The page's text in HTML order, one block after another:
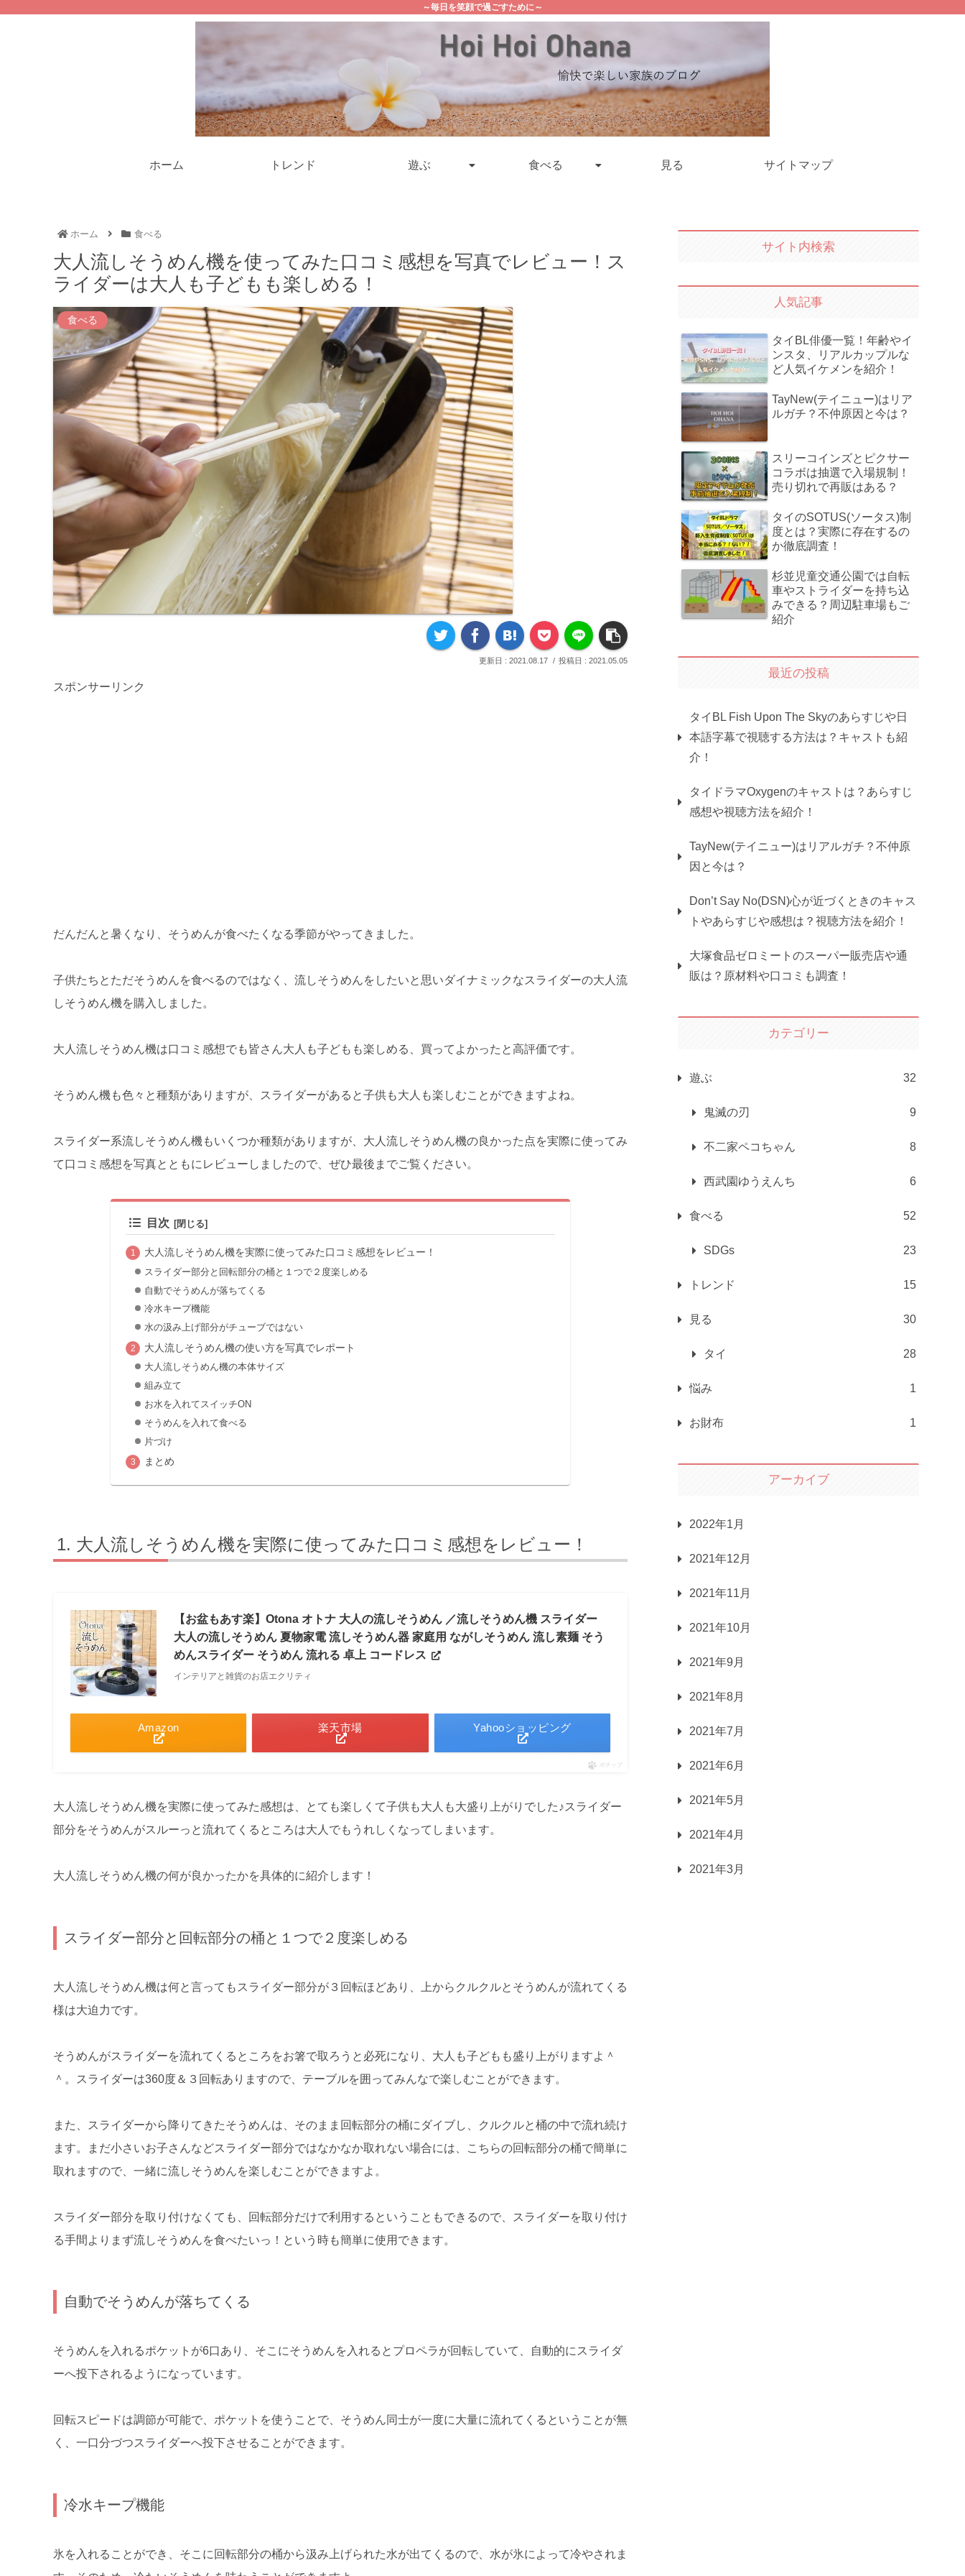
～毎日を笑顔で過ごすために～
ホーム トレンド 遊ぶ 食べる 見る サイトマップ
ホーム 食べる
大人流しそうめん機を使ってみた口コミ感想を写真でレビュー！ス
ライダーは大人も子どもも楽しめる！
食べる
2021.08.17 2021.05.05
スポンサーリンク
だんだんと暑くなり、そうめんが食べたくなる季節がやってきました。
子供たちとただそうめんを食べるのではなく、流しそうめんをしたいと思いダイナミックなスライダーの大人流
しそうめん機を購入しました。
大人流しそうめん機は口コミ感想でも皆さん大人も子どもも楽しめる、買ってよかったと高評価です。
そうめん機も色々と種類がありますが、スライダーがあると子供も大人も楽しむことができますよね。
スライダー系流しそうめん機もいくつか種類がありますが、大人流しそうめん機の良かった点を実際に使ってみ
て口コミ感想を写真とともにレビューしましたので、ぜひ最後までご覧ください。
目次
大人流しそうめん機を実際に使ってみた口コミ感想をレビュー！
スライダー部分と回転部分の桶と１つで２度楽しめる
自動でそうめんが落ちてくる
冷水キープ機能
水の汲み上げ部分がチューブではない
大人流しそうめん機の使い方を写真でレポート
大人流しそうめん機の本体サイズ
組み立て
お水を入れてスイッチON
そうめんを入れて食べる
片づけ
まとめ
大人流しそうめん機を実際に使ってみた口コミ感想をレビュー！
【お盆もあす楽】Otona オトナ 大人の流しそうめん ／流しそうめん機 スライダー
大人の流しそうめん 夏物家電 流しそうめん器 家庭用 ながしそうめん 流し素麺 そう
めんスライダー そうめん 流れる 卓上 コードレス
インテリアと雑貨のお店エクリティ
Amazon 楽天市場 Yahooショッピング
ポチップ
大人流しそうめん機を実際に使ってみた感想は、とても楽しくて子供も大人も大盛り上がりでした♪スライダー
部分をそうめんがスルーっと流れてくるところは大人でもうれしくなってしまいます。
大人流しそうめん機の何が良かったかを具体的に紹介します！
スライダー部分と回転部分の桶と１つで２度楽しめる
大人流しそうめん機は何と言ってもスライダー部分が３回転ほどあり、上からクルクルとそうめんが流れてくる
様は大迫力です。
そうめんがスライダーを流れてくるところをお箸で取ろうと必死になり、大人も子どもも盛り上がりますよ＾
＾。スライダーは360度＆３回転ありますので、テーブルを囲ってみんなで楽しむことができます。
また、スライダーから降りてきたそうめんは、そのまま回転部分の桶にダイブし、クルクルと桶の中で流れ続け
ます。まだ小さいお子さんなどスライダー部分ではなかなか取れない場合には、こちらの回転部分の桶で簡単に
取れますので、一緒に流しそうめんを楽しむことができますよ。
スライダー部分を取り付けなくても、回転部分だけで利用するということもできるので、スライダーを取り付け
る手間よりまず流しそうめんを食べたいっ！という時も簡単に使用できます。
自動でそうめんが落ちてくる
そうめんを入れるポケットが6口あり、そこにそうめんを入れるとプロペラが回転していて、自動的にスライダ
ーへ投下されるようになっています。
回転スピードは調節が可能で、ポケットを使うことで、そうめん同士が一度に大量に流れてくるということが無
く、一口分づつスライダーへ投下させることができます。
冷水キープ機能
氷を入れることができ、そこに回転部分の桶から汲み上げられた水が出てくるので、水が氷によって冷やされま
サイト内検索
人気記事
タイBL俳優一覧！年齢やイ
ンスタ、リアルカップルな
ど人気イケメンを紹介！
TayNew(テイニュー)はリア
ルガチ？不仲原因と今は？
スリーコインズとピクサー
コラボは抽選で入場規制！
売り切れで再販はある？
タイのSOTUS(ソータス)制
度とは？実際に存在するの
か徹底調査！
杉並児童交通公園では自転
車やストライダーを持ち込
みできる？周辺駐車場もご
紹介
最近の投稿
タイBL Fish Upon The Skyのあらすじや日
本語字幕で視聴する方法は？キャストも紹
介！
タイドラマOxygenのキャストは？あらすじ
感想や視聴方法を紹介！
TayNew(テイニュー)はリアルガチ？不仲原
因と今は？
Don’t Say No(DSN)心が近づくときのキャス
トやあらすじや感想は？視聴方法を紹介！
大塚食品ゼロミートのスーパー販売店や通
販は？原材料や口コミも調査！
カテゴリー
遊ぶ 32
鬼滅の刃 9
不二家ペコちゃん 8
西武園ゆうえんち 6
食べる 52
SDGs 23
トレンド 15
見る 30
タイ 28
悩み 1
お財布 1
アーカイブ
2022年1月
2021年12月
2021年11月
2021年10月
2021年9月
2021年8月
2021年7月
2021年6月
2021年5月
2021年4月
2021年3月